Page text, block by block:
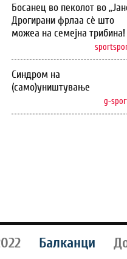
Босанец во пеколот во
Дрогирани фрлаа сѐ што
можеа на семејна трибина!
Синдром на
(само)уништување
g-
Балканци